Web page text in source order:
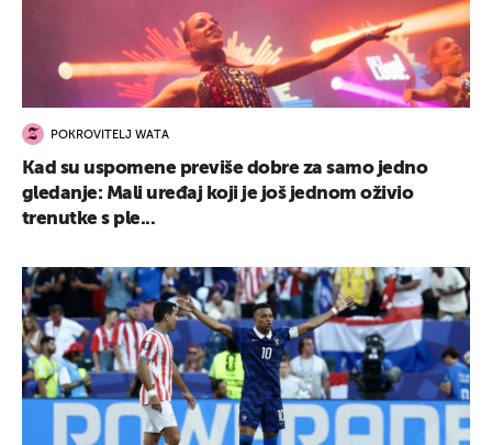
POKROVITELJ WATA
Kad su uspomene previše dobre za samo jedno
gledanje: Mali uređaj koji je još jednom oživio
trenutke s ple...